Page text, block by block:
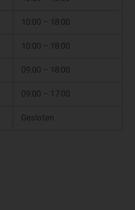
10:00 – 18:00
10:00 – 18:00
09:00 – 18:00
09:00 – 17:00
Gesloten